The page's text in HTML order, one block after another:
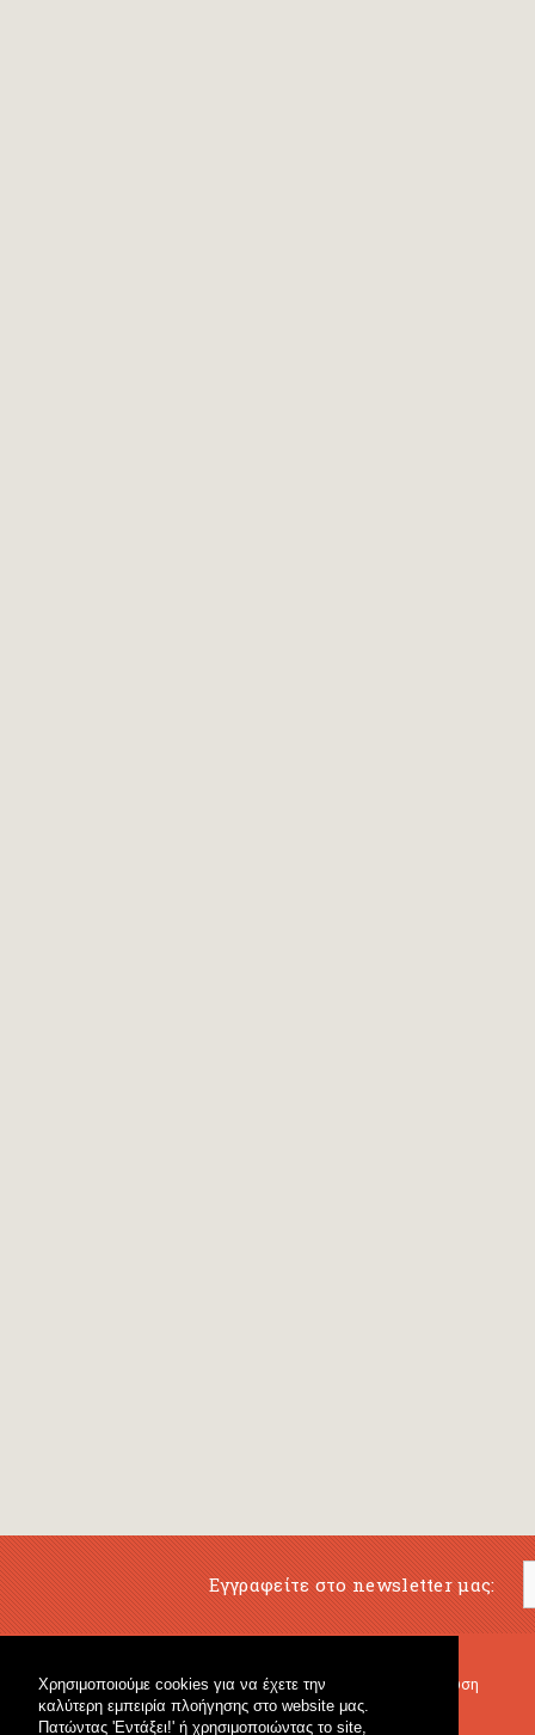
Χρησιμοποιούμε cookies για να έχετε την
καλύτερη εμπειρία πλοήγησης στο website μας.
Πατώντας 'Εντάξει!' ή χρησιμοποιώντας το site,
Εγγραφείτε στο newsletter μας:
Μουσικό Βιβλιοπωλείο
Κρουστά & Εκπαιδευτικό Υλικό
Μουσική Εκπαίδευση
Fagotto Blog